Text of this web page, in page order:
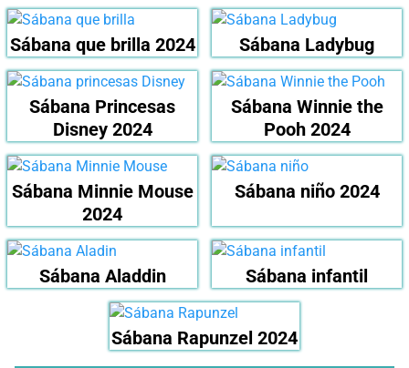
Sábana que brilla 2024 Sábana Ladybug
Sábana Princesas
Disney 2024
Sábana Winnie the
Pooh 2024
Sábana Minnie Mouse
2024
Sábana niño 2024
Sábana Aladdin Sábana infantil
Sábana Rapunzel 2024